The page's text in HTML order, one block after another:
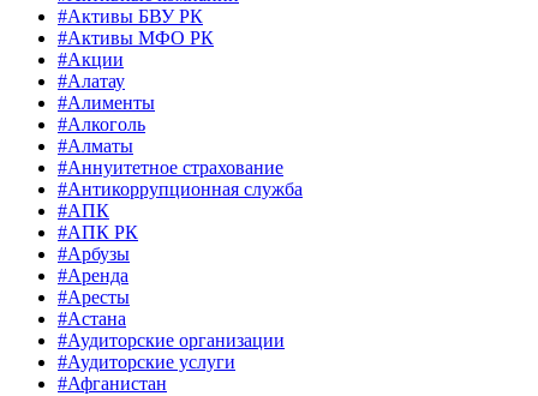
#Активы БВУ РК
#Активы МФО РК
#Акции
#Алатау
#Алименты
#Алкоголь
#Алматы
#Аннуитетное страхование
#Антикоррупционная служба
#АПК
#АПК РК
#Арбузы
#Аренда
#Аресты
#Астана
#Аудиторские организации
#Аудиторские услуги
#Афганистан